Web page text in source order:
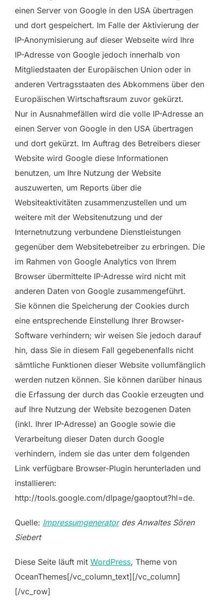
einen Server von Google in den USA übertragen
und dort gespeichert. Im Falle der Aktivierung der
IP-Anonymisierung auf dieser Webseite wird Ihre
IP-Adresse von Google jedoch innerhalb von
Mitgliedstaaten der Europäischen Union oder in
anderen Vertragsstaaten des Abkommens über den
Europäischen Wirtschaftsraum zuvor gekürzt.
Nur in Ausnahmefällen wird die volle IP-Adresse an
einen Server von Google in den USA übertragen
und dort gekürzt. Im Auftrag des Betreibers dieser
Website wird Google diese Informationen
benutzen, um Ihre Nutzung der Website
auszuwerten, um Reports über die
Websiteaktivitäten zusammenzustellen und um
weitere mit der Websitenutzung und der
Internetnutzung verbundene Dienstleistungen
gegenüber dem Websitebetreiber zu erbringen. Die
im Rahmen von Google Analytics von Ihrem
Browser übermittelte IP-Adresse wird nicht mit
anderen Daten von Google zusammengeführt.
Sie können die Speicherung der Cookies durch
eine entsprechende Einstellung Ihrer Browser-
Software verhindern; wir weisen Sie jedoch darauf
hin, dass Sie in diesem Fall gegebenenfalls nicht
sämtliche Funktionen dieser Website vollumfänglich
werden nutzen können. Sie können darüber hinaus
die Erfassung der durch das Cookie erzeugten und
auf Ihre Nutzung der Website bezogenen Daten
(inkl. Ihrer IP-Adresse) an Google sowie die
Verarbeitung dieser Daten durch Google
verhindern, indem sie das unter dem folgenden
Link verfügbare Browser-Plugin herunterladen und
installieren:
http://tools.google.com/dlpage/gaoptout?hl=de.
Quelle: Impressumgeneratordes Anwaltes Sören
Siebert
Diese Seite läuft mit WordPress, Theme von
OceanThemes[/vc_column_text][/vc_column]
[/vc_row]